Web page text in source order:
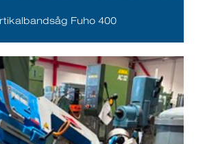
Fuho 400